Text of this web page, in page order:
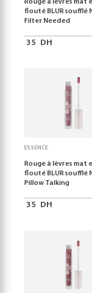
Rouge à lèvres mat
flouté BLUR soufflé
Filter Needed
35 DH
ESSENCE
Rouge à lèvres mat
flouté BLUR soufflé
Pillow Talking
35 DH